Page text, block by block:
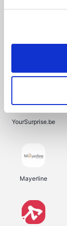
Shein
YourSurprise.be
Mayerline